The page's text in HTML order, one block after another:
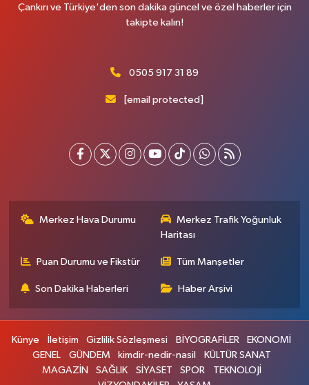
Çankırı ve Türkiye'den son dakika güncel ve özel haberler için
takipte kalın!
0505 917 31 89
[email protected]
Merkez Hava Durumu
Merkez Trafik Yoğunluk
Haritası
Puan Durumu ve Fikstür Tüm Manşetler
Son Dakika Haberleri Haber Arşivi
Künye İletişim Gizlilik Sözleşmesi BİYOGRAFİLER
EKONOMİ
GENEL
GÜNDEM kimdir-nedir-nasil
KÜLTÜR SANAT
MAGAZİN
SAĞLIK SİYASET SPOR
TEKNOLOJİ